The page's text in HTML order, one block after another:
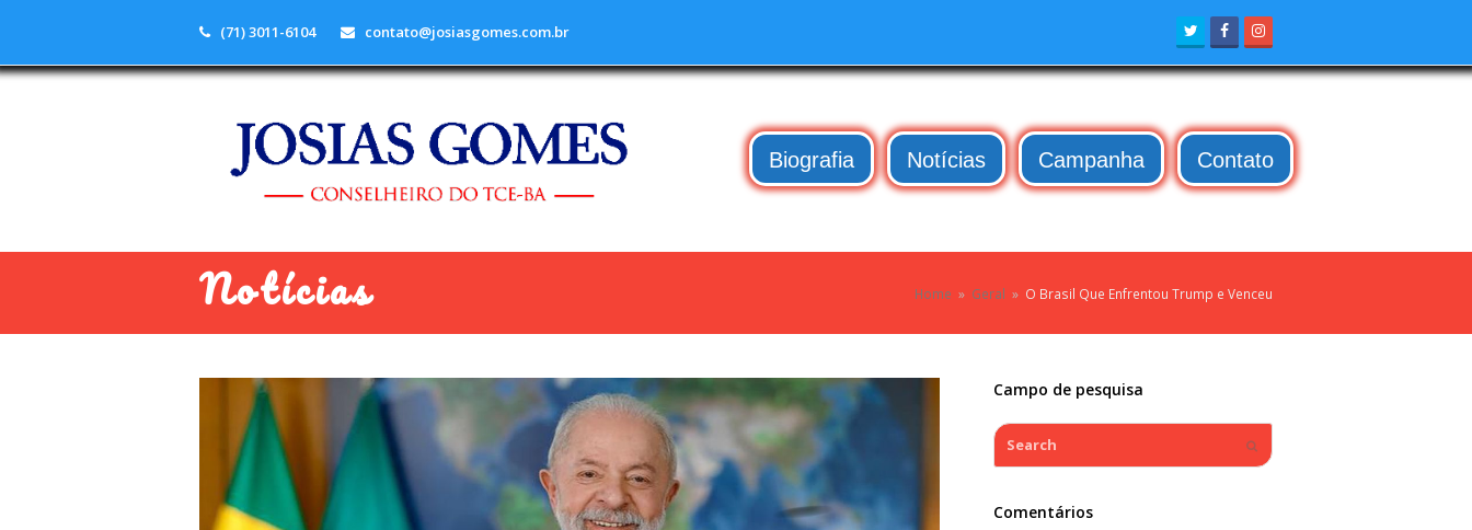
(71) 3011-6104 contato@josiasgomes.com.br TwitterFacebook
Biografia Notícias Campanha Contato
Notícias Home » Geral » O Brasil Que Enfrentou Trump e Venceu
Campo de pesquisa
Search
Comentários